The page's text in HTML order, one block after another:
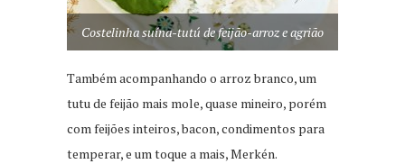
Costelinha suína-tutú de feijão-arroz e agrião
Também acompanhando o arroz branco, um
tutu de feijão mais mole, quase mineiro, porém
com feijões inteiros, bacon, condimentos para
temperar, e um toque a mais, Merkén.